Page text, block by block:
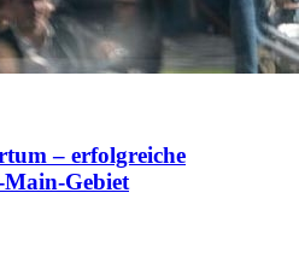
– erfolgreiche
Gebiet